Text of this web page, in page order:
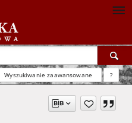
Wyszukiwanie zaawansowane ?